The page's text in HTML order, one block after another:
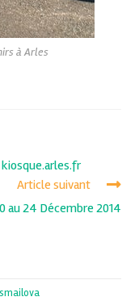
à Arles
Article suivant
au 24 Décembre 2014